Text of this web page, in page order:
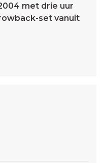
met drie uur
set vanuit